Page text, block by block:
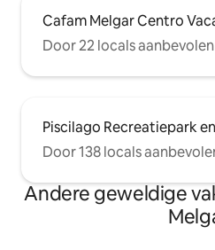
Cafam Melgar Centro
Door 22 locals aanbevolen
Piscilago Recreatiepark
Door 138 locals
Andere geweldige